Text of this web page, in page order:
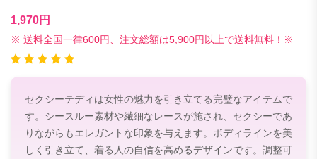
1,970円
※ 送料全国一律600円、注文総額は5,900円以上で送料無料！※
セクシーテディは女性の魅力を引き立てる完璧なアイテムで
す。シースルー素材や繊細なレースが施され、セクシーであ
りながらもエレガントな印象を与えます。ボディラインを美
しく引き立て、着る人の自信を高めるデザインです。調整可